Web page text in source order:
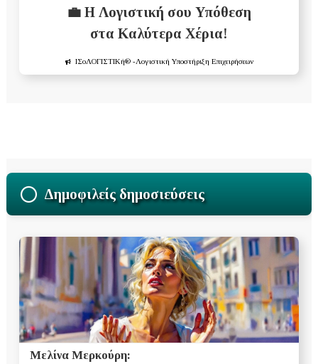
💼 Η Λογιστική σου Υπόθεση
στα Καλύτερα Χέρια!
ΙΣοΛΟΓΙΣΤΙΚή®-Λογιστική Υποστήριξη Επιχειρήσεων
Δημοφιλείς δημοσιεύσεις
Μελίνα Μερκούρη: